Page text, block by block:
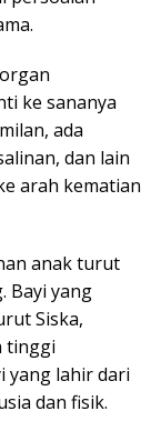
ke sananya
ada
dan lain
arah kematian
anak turut
Bayi yang
Siska,
tinggi
yang lahir dari
dan fisik.